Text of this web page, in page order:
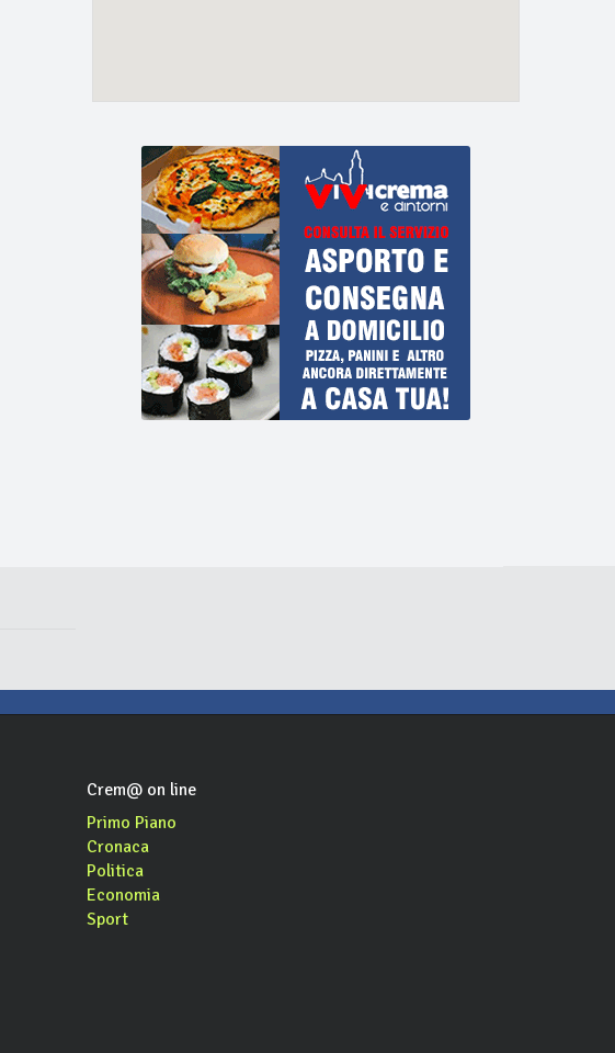
Crem@ on line
Primo Piano
Cronaca
Politica
Economia
Sport